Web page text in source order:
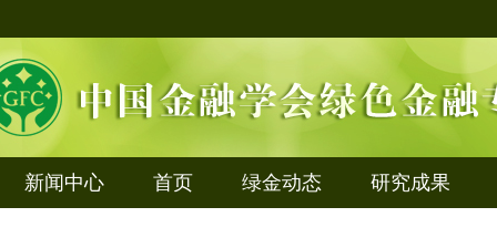
新闻中心 首页 绿金动态 研究成果